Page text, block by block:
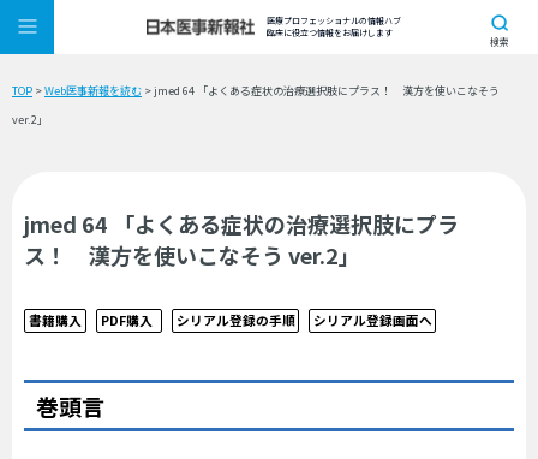
医療プロフェッショナルの情報ハブ
臨床に役立つ情報をお届けします
検索
TOP >Web医事新報を読む > jmed 64 「よくある症状の治療選択肢にプラス！ 漢方を使いこなそう
ver.2」
jmed 64 「よくある症状の治療選択肢にプラ
ス！ 漢方を使いこなそう ver.2」
書籍購入 PDF購入 シリアル登録の手順 シリアル登録画面へ
巻頭言